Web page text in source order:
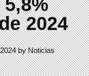
2024
by Noticias